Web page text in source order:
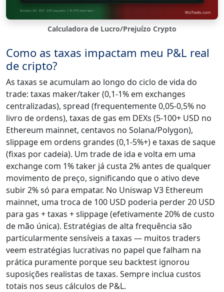
Calculadora de Lucro/Prejuízo Crypto
Como as taxas impactam meu P&L real
de cripto?
As taxas se acumulam ao longo do ciclo de vida do
trade: taxas maker/taker (0,1-1% em exchanges
centralizadas), spread (frequentemente 0,05-0,5% no
livro de ordens), taxas de gas em DEXs (5-100+ USD no
Ethereum mainnet, centavos no Solana/Polygon),
slippage em ordens grandes (0,1-5%+) e taxas de saque
(fixas por cadeia). Um trade de ida e volta em uma
exchange com 1% taker já custa 2% antes de qualquer
movimento de preço, significando que o ativo deve
subir 2% só para empatar. No Uniswap V3 Ethereum
mainnet, uma troca de 100 USD poderia perder 20 USD
para gas + taxas + slippage (efetivamente 20% de custo
de mão única). Estratégias de alta frequência são
particularmente sensíveis a taxas — muitos traders
veem estratégias lucrativas no papel que falham na
prática puramente porque seu backtest ignorou
suposições realistas de taxas. Sempre inclua custos
totais nos seus cálculos de P&L.